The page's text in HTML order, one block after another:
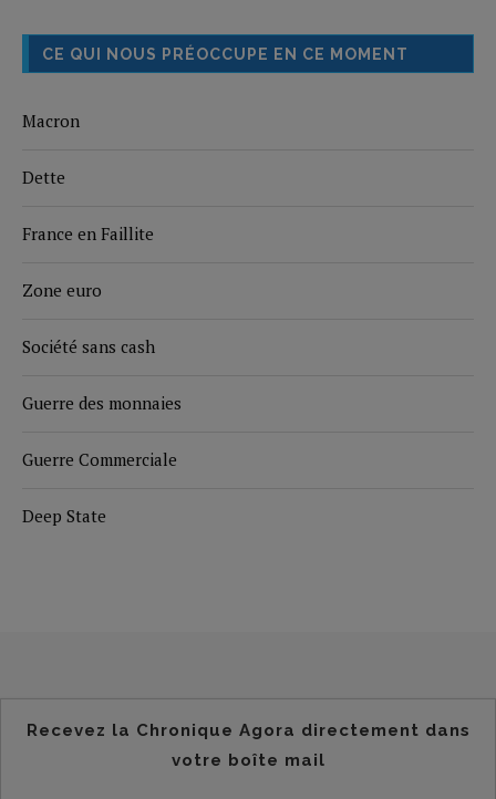
CE QUI NOUS PRÉOCCUPE EN CE MOMENT
Macron
Dette
France en Faillite
Zone euro
Société sans cash
Guerre des monnaies
Guerre Commerciale
Deep State
Recevez la Chronique Agora directement dans
votre boîte mail